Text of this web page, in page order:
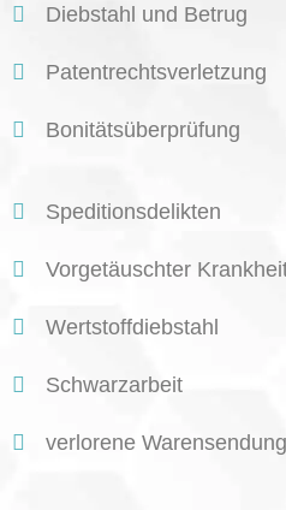
Diebstahl und Betrug
Patentrechtsverletzung
Bonitätsüberprüfung
Speditionsdelikten
Vorgetäuschter
Wertstoffdiebstahl
Schwarzarbeit
verlorene